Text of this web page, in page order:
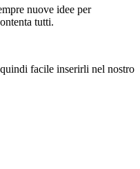
nuove idee per
tutti.
facile inserirli nel nostro